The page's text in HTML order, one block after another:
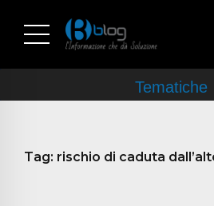
Tag: rischio di caduta